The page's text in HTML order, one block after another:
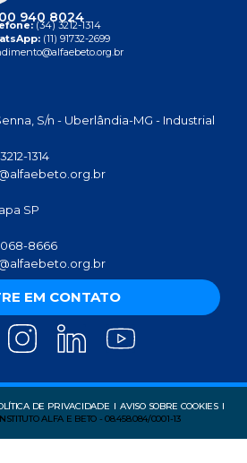
940 8024
(34) 3212-1314
(11) 91732-2699
S/n - Uberlândia-MG - Industrial
1314
SP
8666
EM CONTATO
DE PRIVACIDADE
AVISO SOBRE COOKIES
ALFA E BETO - 08.458.084/0001-13